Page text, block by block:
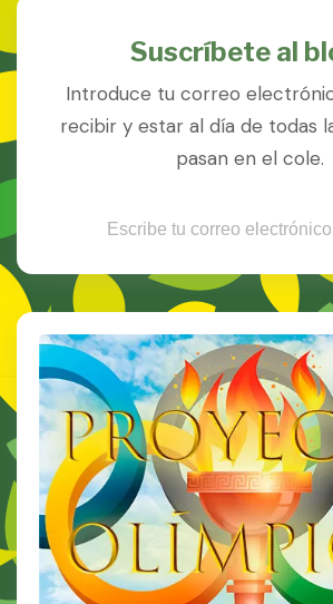
Suscríbete al
Introduce tu correo
recibir y estar al día de todas
pasan en el cole.